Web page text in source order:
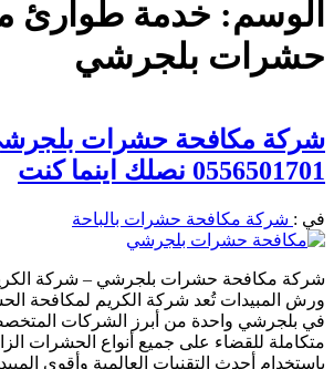
الوسم: خدمة طوارئ
حشرات بلجرشي
شركة مكافحة حشرات
0556501701 نصلك اينما كنت
في : شركة مكافحة حشرات بالباحة
شركة مكافحة حشرات بلجرشي – شركة
ورش المبيدات تُعد شركة الكريم لمكافحة
في بلجرشي واحدة من أبرز الشركات
متكاملة للقضاء على جميع أنواع الحشرات
باستخدام أحدث التقنيات العالمية وأقوى